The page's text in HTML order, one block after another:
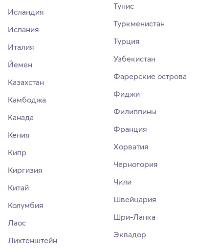
Исландия
Испания
Италия
Йемен
Казахстан
Камбоджа
Канада
Кения
Кипр
Киргизия
Китай
Колумбия
Лаос
Лихтенштейн
Тунис
Туркменистан
Турция
Узбекистан
Фарерские острова
Фиджи
Филиппины
Франция
Хорватия
Черногория
Чили
Швейцария
Шри-Ланка
Эквадор